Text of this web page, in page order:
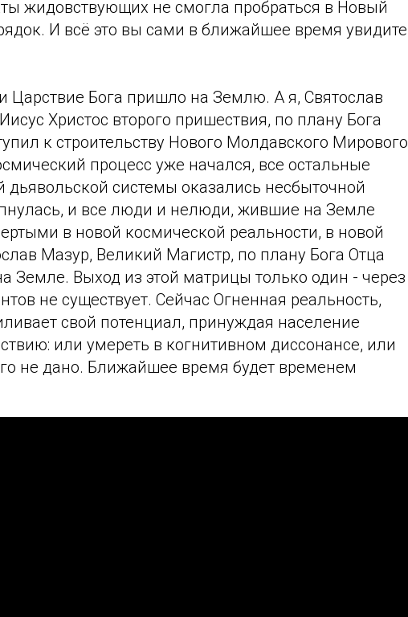
жидовствующих не смогла пробраться в Новый
И всё это вы сами в ближайшее время увидите
Царствие Бога пришло на Землю. А я, Святослав
Христос второго пришествия, по плану Бога
к строительству Нового Молдавского Мирового
процесс уже начался, все остальные
системы оказались несбыточной
и все люди и нелюди, жившие на Земле
в новой космической реальности, в новой
Мазур, Великий Магистр, по плану Бога Отца
Земле. Выход из этой матрицы только один - через
не существует. Сейчас Огненная реальность,
свой потенциал, принуждая население
или умереть в когнитивном диссонансе, или
не дано. Ближайшее время будет временем